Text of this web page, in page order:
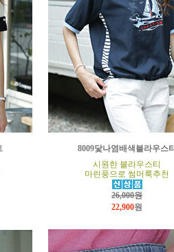
8009닻나염배색블라우스
시원한 블라우스티
마린풍으로 썸머룩추천
26,000원
22,900원